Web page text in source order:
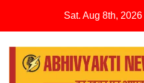
Sat. Aug 8th, 2026